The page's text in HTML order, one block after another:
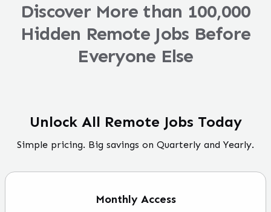
Discover More than 100,000
Hidden Remote Jobs Before
Everyone Else
Unlock All Remote Jobs Today
Simple pricing. Big savings on Quarterly and Yearly.
Monthly Access